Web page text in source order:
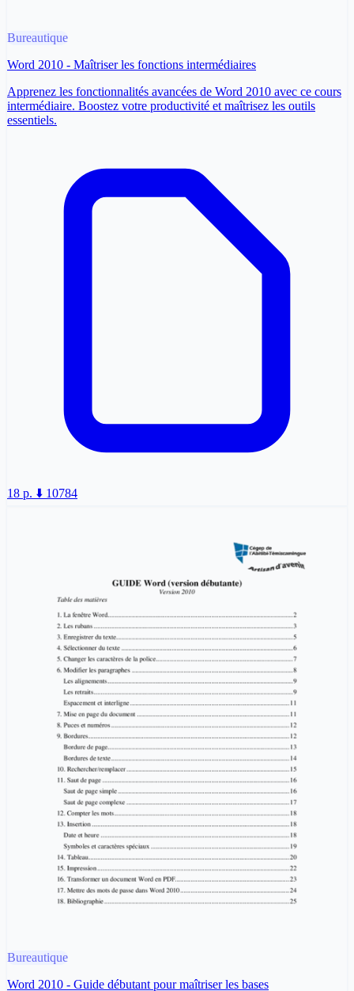
Bureautique
Word 2010 - Maîtriser les fonctions intermédiaires
Apprenez les fonctionnalités avancées de Word 2010 avec ce cours
intermédiaire. Boostez votre productivité et maîtrisez les outils
essentiels.
18 p. ⬇️ 10784
Bureautique
Word 2010 - Guide débutant pour maîtriser les bases